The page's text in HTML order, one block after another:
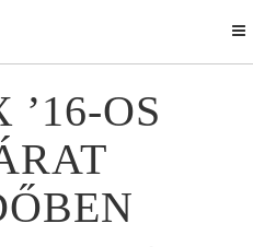
’16-OS